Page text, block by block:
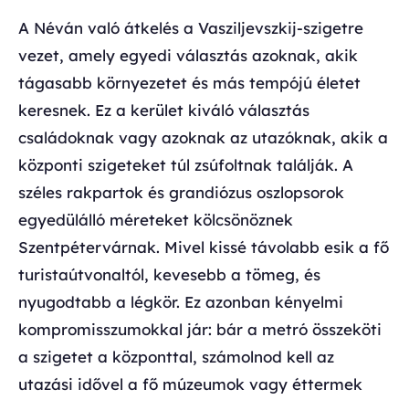
A Néván való átkelés a Vasziljevszkij-szigetre
vezet, amely egyedi választás azoknak, akik
tágasabb környezetet és más tempójú életet
keresnek. Ez a kerület kiváló választás
családoknak vagy azoknak az utazóknak, akik a
központi szigeteket túl zsúfoltnak találják. A
széles rakpartok és grandiózus oszlopsorok
egyedülálló méreteket kölcsönöznek
Szentpétervárnak. Mivel kissé távolabb esik a fő
turistaútvonaltól, kevesebb a tömeg, és
nyugodtabb a légkör. Ez azonban kényelmi
kompromisszumokkal jár: bár a metró összeköti
a szigetet a központtal, számolnod kell az
utazási idővel a fő múzeumok vagy éttermek